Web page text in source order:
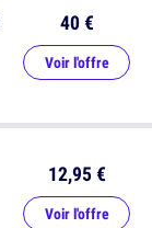
40 €
Voir l'offre
12,95 €
Voir l'offre